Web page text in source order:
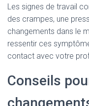
Les signes de travail
des crampes, une
changements dans le
ressentir ces
contact avec votre
Conseils